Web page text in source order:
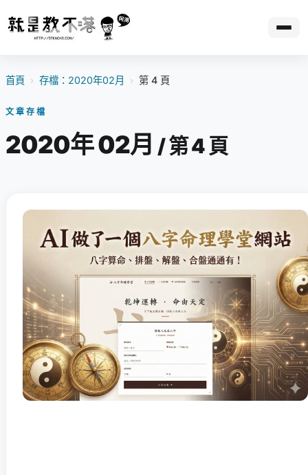
首頁 › 存檔：2020年02月 › 第 4 頁
文章存檔
2020年 02月 / 第 4 頁